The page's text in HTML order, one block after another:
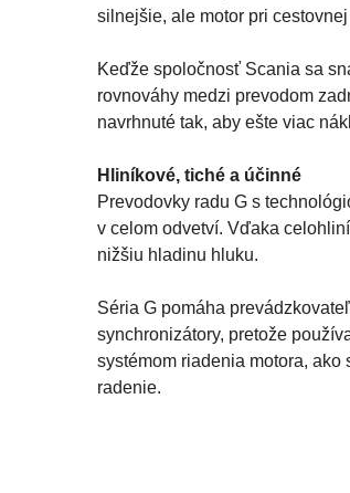
silnejšie, ale motor pri
Keďže spoločnosť Scania sa
rovnováhy medzi prevodom
navrhnuté tak, aby ešte viac
Hliníkové, tiché a účinné
Prevodovky radu G s
v celom odvetví. Vďaka
nižšiu hladinu hluku.
Séria G pomáha
synchronizátory, pretože
systémom riadenia motora,
radenie.